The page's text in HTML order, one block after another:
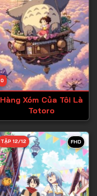
0
Hàng Xóm Của Tôi Là
Totoro
FHD
TẬP 12/12